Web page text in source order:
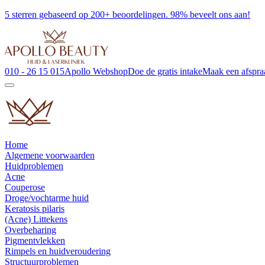
5 sterren gebaseerd op 200+ beoordelingen. 98% beveelt ons aan!
010 - 26 15 015Apollo WebshopDoe de gratis intakeMaak een
Home
Algemene voorwaarden
Huidproblemen
Acne
Couperose
Droge/vochtarme huid
Keratosis pilaris
(Acne) Littekens
Overbeharing
Pigmentvlekken
Rimpels en huidveroudering
Structuurproblemen